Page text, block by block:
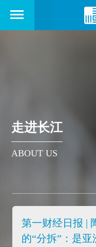
走进长江
ABOUT US
第一财经日报 |
的“分拆”：是